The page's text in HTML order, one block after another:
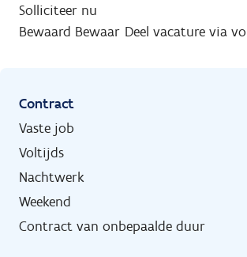
Solliciteer nu
Bewaard Bewaar Deel vacature via
Contract
Vaste job
Voltijds
Nachtwerk
Weekend
Contract van onbepaalde duur